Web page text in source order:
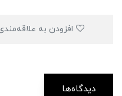
دیدگاه‌ها